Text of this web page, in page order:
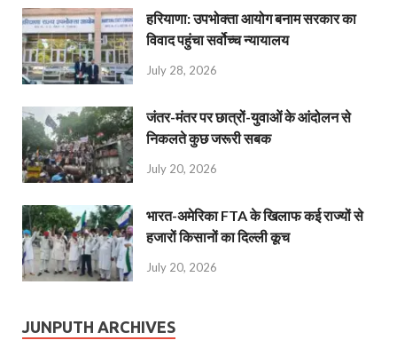
हरियाणा: उपभोक्ता आयोग बनाम सरकार का
विवाद पहुंचा सर्वोच्च न्यायालय
July 28, 2026
जंतर-मंतर पर छात्रों-युवाओं के आंदोलन से
निकलते कुछ जरूरी सबक
July 20, 2026
भारत-अमेरिका FTA के खिलाफ कई राज्यों से
हजारों किसानों का दिल्ली कूच
July 20, 2026
JUNPUTH ARCHIVES